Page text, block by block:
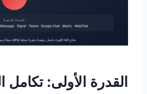
القدرة الأولى: تكامل